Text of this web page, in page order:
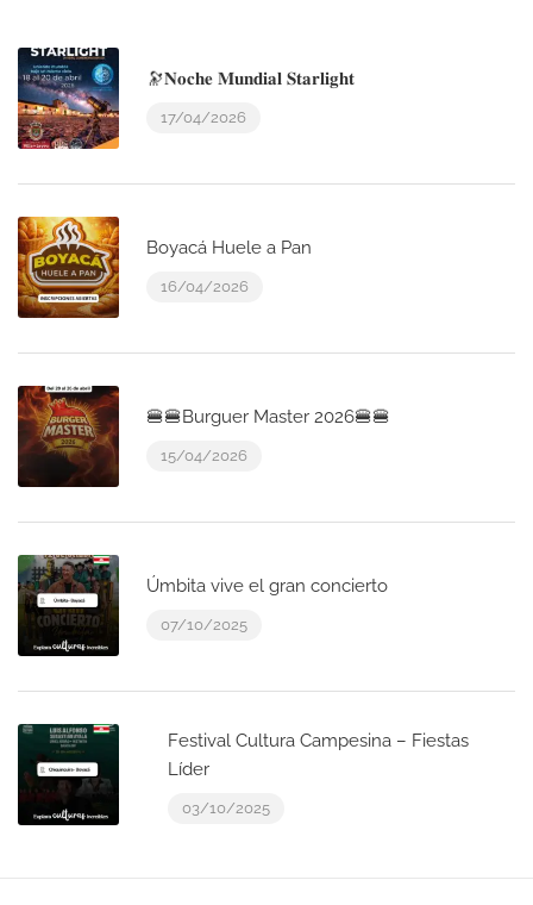
🔭𝐍𝐨𝐜𝐡𝐞 𝐌𝐮𝐧𝐝𝐢𝐚𝐥 𝐒𝐭𝐚𝐫𝐥𝐢𝐠𝐡𝐭
17/04/2026
Boyacá Huele a Pan
16/04/2026
🍔🍔Burguer Master 2026🍔🍔
15/04/2026
Úmbita vive el gran concierto
07/10/2025
Festival Cultura Campesina – Fiestas
Líder
03/10/2025